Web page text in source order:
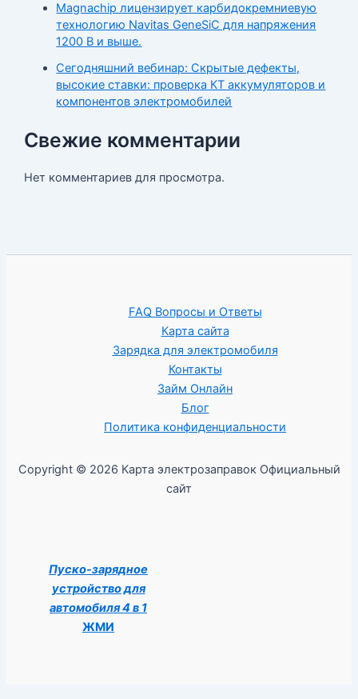
Magnachip лицензирует карбидокремниевую
технологию Navitas GeneSiC для напряжения
1200 В и выше.
Сегодняшний вебинар: Скрытые дефекты,
высокие ставки: проверка КТ аккумуляторов и
компонентов электромобилей
Свежие комментарии
Нет комментариев для просмотра.
FAQ Вопросы и Ответы
Карта сайта
Зарядка для электромобиля
Контакты
Займ Онлайн
Блог
Политика конфиденциальности
Copyright © 2026 Карта электрозаправок Официальный
сайт
Пуско-зарядное
устройство для
автомобиля 4 в 1
ЖМИ